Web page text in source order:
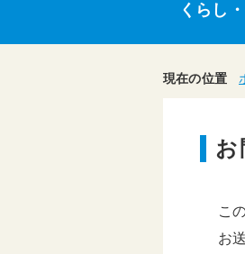
くらし
上
申
防災
医療
保
農
行政
広
現在の位置
こ
お